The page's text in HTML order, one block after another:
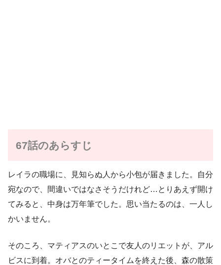
67話のあらすじ
レイラの職場に、見知らぬ人から小包が届きました。自分
宛なので、間違いではなさそうだけれど…とりあえず開け
てみると、中身は万年筆でした。思い当たるのは、一人し
かいません。
そのころ、マティアスのいとこで友人のリエットが、アル
ビスに到着。オバとのティータイムを終えた後、森の散策